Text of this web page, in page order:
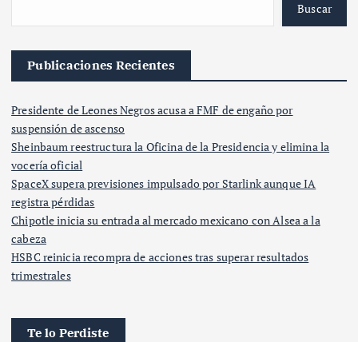
Buscar
Publicaciones Recientes
Presidente de Leones Negros acusa a FMF de engaño por
suspensión de ascenso
Sheinbaum reestructura la Oficina de la Presidencia y elimina la
vocería oficial
SpaceX supera previsiones impulsado por Starlink aunque IA
registra pérdidas
Chipotle inicia su entrada al mercado mexicano con Alsea a la
cabeza
HSBC reinicia recompra de acciones tras superar resultados
trimestrales
Te lo Perdiste